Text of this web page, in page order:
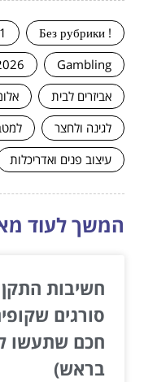
! Без рубрики
1
Gambling
אביזרים לבית
לגינה ולחצר
עיצוב פנים ואדריכלות
המשך לעוד
חשיבות
סורגים
חכם שתעשו
בראש)